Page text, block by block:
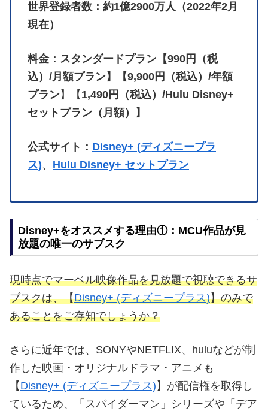
世界登録者数：約1億2900万人（2022年2月
現在）
料金：スタンダードプラン【990円（税
込）/月額プラン】【9,900円（税込）/年額
プラン】【 1,490円（税込）/Hulu Disney+
セットプラン（月額）】
公式サイト： Disney+ (ディズニープラ
ス)、 Hulu Disney+ セットプラン
Disney+をオススメする理由①：MCU作品が見
放題の唯一のサブスク
現時点でマーベル映像作品を見放題で視聴できるサ
ブスクは、【Disney+ (ディズニープラス)】のみで
あることをご存知でしょうか？
さらに近年では、SONYやNETFLIX、huluなどが制
作した映画・オリジナルドラマ・アニメも
【 Disney+ (ディズニープラス) 】が配信権を取得し
ているため、「スパイダーマン」シリーズや「デア